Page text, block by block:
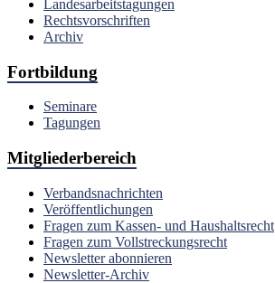
Landesarbeitstagungen
Rechtsvorschriften
Archiv
Fortbildung
Seminare
Tagungen
Mitgliederbereich
Verbandsnachrichten
Veröffentlichungen
Fragen zum Kassen- und Haushaltsrecht
Fragen zum Vollstreckungsrecht
Newsletter abonnieren
Newsletter-Archiv